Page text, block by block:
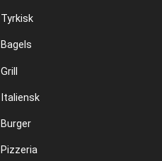
Tyrkisk
Bagels
Grill
Italiensk
Burger
Pizzeria